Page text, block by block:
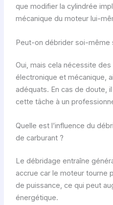
que modifier la cylindrée
mécanique du moteur lui-
Peut-on débrider soi-même
Oui, mais cela nécessite
électronique et mécanique,
adéquats. En cas de doute,
cette tâche à un
Quelle est l’influence du
de carburant ?
Le débridage entraîne
accrue car le moteur tourne
de puissance, ce qui peut
énergétique.